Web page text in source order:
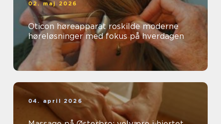
02. maj 2026
Oticon høreapparat roskilde moderne
høreløsninger med fokus på hverdagen
04. april 2026